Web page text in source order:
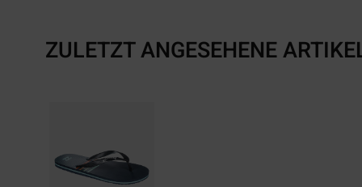
ZULETZT ANGESEHENE